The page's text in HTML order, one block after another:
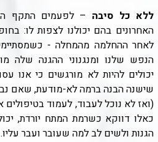
ללא כל סיבה – לפעמים התקף
האחרונים בהם יכולנו לצפות לו:
לאחר ההחלמה מהמחלה -
הנפש שלנו ומנגנוני ההגנה שלה
יכולים להיות לא מורגשים כי אנו
שישנה הבנה ברמה לא-מודעת, שאם
(ואז לא נוכל לעבוד, לעמוד
כאלו דווקא כשרמת המתח יורדת,
הגנות ולשים לב למה שעובר ועבר עליו.